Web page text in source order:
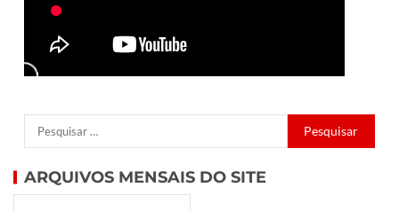
ARQUIVOS MENSAIS DO SITE